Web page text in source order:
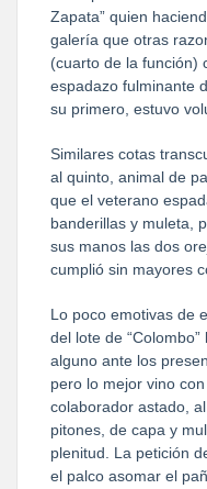
Zapata” quien
galería que otras
(cuarto de la función)
espadazo fulminante
su primero, estuvo
Similares cotas
al quinto, animal de
que el veterano
banderillas y muleta,
sus manos las dos
cumplió sin mayores
Lo poco emotivas de
del lote de
alguno ante los
pero lo mejor vino
colaborador astado,
pitones, de capa y
plenitud. La petición
el palco asomar el